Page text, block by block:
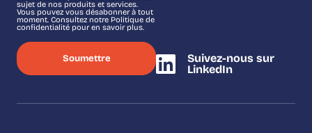
sujet de nos produits et services.
Vous pouvez vous désabonner à tout
moment. Consultez notre Politique de
confidentialité pour en savoir plus.
Suivez-nous sur
LinkedIn